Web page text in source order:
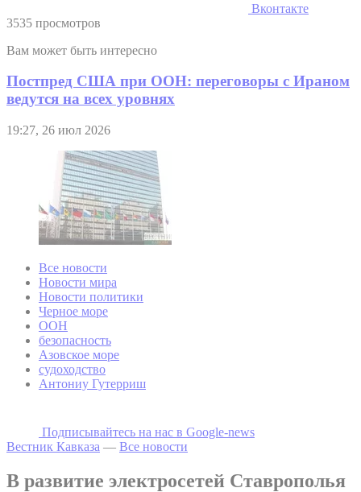
Вконтакте
3535 просмотров
Вам может быть интересно
Постпред США при ООН: переговоры с Ираном
ведутся на всех уровнях
19:27, 26 июл 2026
Все новости
Новости мира
Новости политики
Черное море
ООН
безопасность
Азовское море
судоходство
Антониу Гутерриш
Подписывайтесь на наc в Google-news
Вестник Кавказа — Все новости
В развитие электросетей Ставрополья